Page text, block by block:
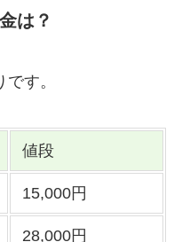
は？
す。
値段
15,000円
28,000円